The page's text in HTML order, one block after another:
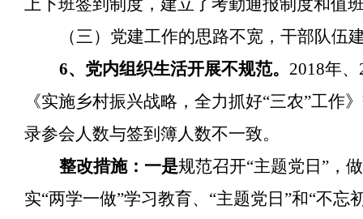
上下班签到制度，建立了考勤通报制度和值
（三）党建工作的思路不宽，干部队伍
6、党内组织生活开展不规范。 2018年
《实施乡村振兴战略，全力抓好“三农”工作
录参会人数与签到簿人数不一致。
整改措施：一是规范召开“主题党日”，
实“两学一做”学习教育、“主题党日”和“不